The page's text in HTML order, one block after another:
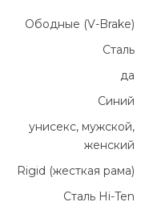
йоги
Пояса
Ободные (V-Brake)
Сталь
да
Синий
унисекс, мужской,
женский
Rigid (жесткая рама)
Сталь Hi-Ten